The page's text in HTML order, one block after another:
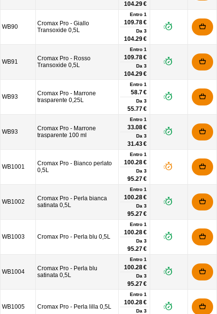
104.29 €
WB90
Cromax Pro - Giallo
Transoxide 0,5L
Entro 1
109.78 €
Da 3
104.29 €
WB91
Cromax Pro - Rosso
Transoxide 0,5L
Entro 1
109.78 €
Da 3
104.29 €
WB93
Cromax Pro - Marrone
trasparente 0,25L
Entro 1
58.7 €
Da 3
55.77 €
WB93
Cromax Pro - Marrone
trasparente 100 ml
Entro 1
33.08 €
Da 3
31.43 €
WB1001
Cromax Pro - Bianco perlato
0,5L
Entro 1
100.28 €
Da 3
95.27 €
WB1002
Cromax Pro - Perla bianca
satinata 0,5L
Entro 1
100.28 €
Da 3
95.27 €
WB1003 Cromax Pro - Perla blu 0,5L
Entro 1
100.28 €
Da 3
95.27 €
WB1004
Cromax Pro - Perla blu
satinata 0,5L
Entro 1
100.28 €
Da 3
95.27 €
WB1005 Cromax Pro - Perla lilla 0,5L
Entro 1
100.28 €
Da 3